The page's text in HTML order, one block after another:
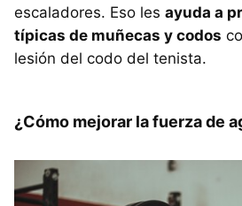
escaladores. Eso les ayuda a
típicas de muñecas y codos
lesión del codo del tenista.
¿Cómo mejorar la fuerza de